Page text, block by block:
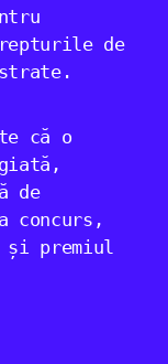
de
că o
de
concurs,
premiul